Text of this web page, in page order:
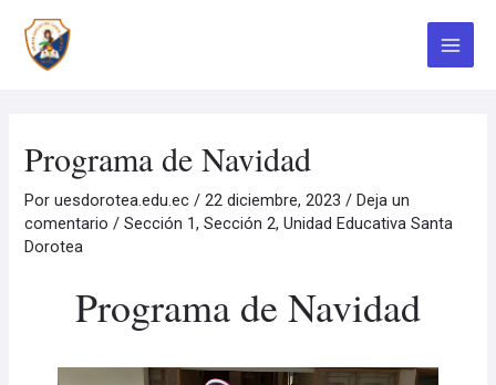
contenido
Main
Menu
Programa de Navidad
Poruesdorotea.edu.ec/22 diciembre, 2023/Deja un
comentario /Sección 1,Sección 2,Unidad Educativa Santa
Dorotea
Programa de Navidad
de
entradas